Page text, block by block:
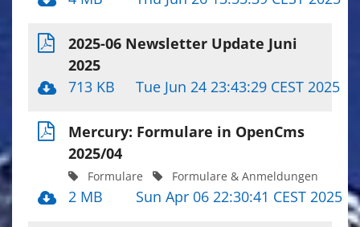
2025-06 Newsletter Update Juni
2025
713 KB
Tue Jun 24 23:43:29 CEST 2025
Mercury: Formulare in OpenCms
2025/04
Formulare Formulare & Anmeldungen
2 MB Sun Apr 06 22:30:41 CEST 2025